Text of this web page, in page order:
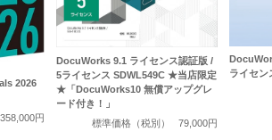
2026
358,000円
DocuWorks 9.1 ライセンス認証版 /
5ライセンス SDWL549C ★当店限定
★「DocuWorks10 無償アップグレ
ード付き！」
標準価格（税別）
79,000円
ライセン